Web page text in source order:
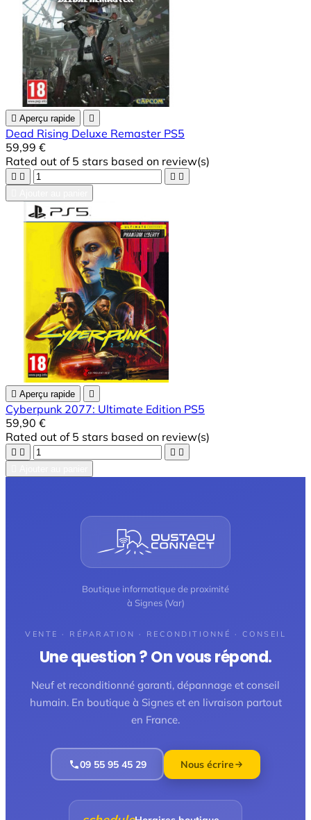
 Aperçu rapide 
Dead Rising Deluxe Remaster PS5
59,99 €
Rated out of 5 stars based on review(s)
   
 Aperçu rapide 
Cyberpunk 2077: Ultimate Edition PS5
59,90 €
Rated out of 5 stars based on review(s)
   
Boutique informatique de proximité
à Signes (Var)
VENTE · RÉPARATION · RECONDITIONNÉ · CONSEIL
Une question ? On vous répond.
Neuf et reconditionné garanti, dépannage et conseil
humain. En boutique à Signes et en livraison partout
en France.
09 55 95 45 29 Nous écrire